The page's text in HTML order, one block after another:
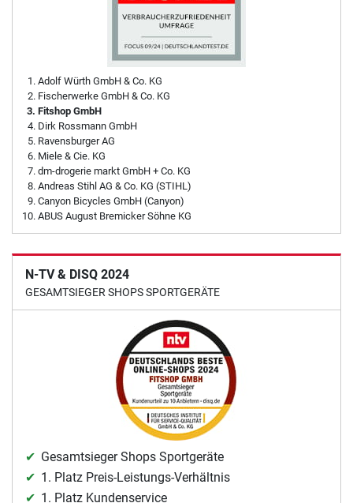
Adolf Würth GmbH & Co. KG
Fischerwerke GmbH & Co. KG
Fitshop GmbH
Dirk Rossmann GmbH
Ravensburger AG
Miele & Cie. KG
dm-drogerie markt GmbH + Co. KG
Andreas Stihl AG & Co. KG (STIHL)
Canyon Bicycles GmbH (Canyon)
ABUS August Bremicker Söhne KG
N-TV & DISQ 2024
GESAMTSIEGER SHOPS SPORTGERÄTE
Gesamtsieger Shops Sportgeräte
1. Platz Preis-Leistungs-Verhältnis
1. Platz Kundenservice